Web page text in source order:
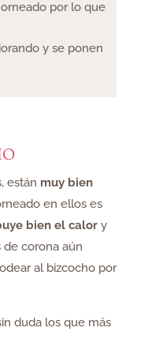
por lo que
y se ponen
están muy bien
en ellos es
bien el calory
corona aún
al bizcocho por
duda los que más